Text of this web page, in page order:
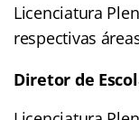
Licenciatura
respectivas
Diretor de